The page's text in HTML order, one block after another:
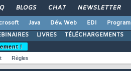
BLOGS CHAT NEWSLETTER
Java Dév. Web EDI
LIVRES TÉLÉCHARGEMENTS
!
Règles